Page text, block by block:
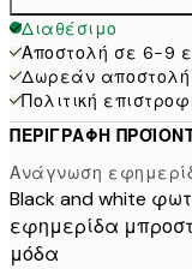
Διαθέσιμο
Αποστολή σε 6-9
Δωρεάν
Πολιτική
ΠΕΡΙΓΡΑΦΉ
Ανάγνωση
Black and white
εφημερίδα
μόδα